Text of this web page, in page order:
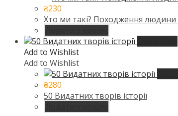
₴230
Хто ми такі? Походження
Add to Wishlist
Add to Wishlist
₴280
50 Видатних творів історії